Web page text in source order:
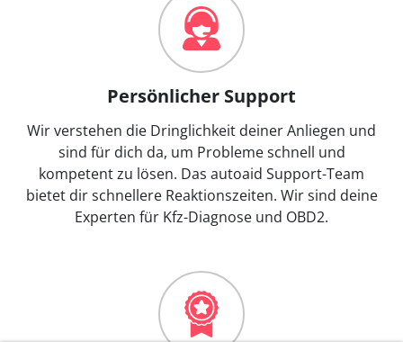
Persönlicher Support
Wir verstehen die Dringlichkeit deiner Anliegen und
sind für dich da, um Probleme schnell und
kompetent zu lösen. Das autoaid Support-Team
bietet dir schnellere Reaktionszeiten. Wir sind deine
Experten für Kfz-Diagnose und OBD2.